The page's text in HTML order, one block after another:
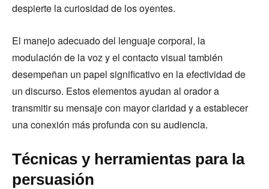
despierte la curiosidad de los oyentes.
El manejo adecuado del lenguaje corporal, la
modulación de la voz y el contacto visual también
desempeñan un papel significativo en la efectividad de
un discurso. Estos elementos ayudan al orador a
transmitir su mensaje con mayor claridad y a establecer
una conexión más profunda con su audiencia.
Técnicas y herramientas para la
persuasión